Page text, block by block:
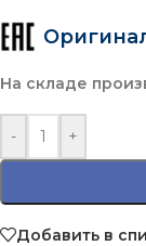
На складе
- +
Добавить в